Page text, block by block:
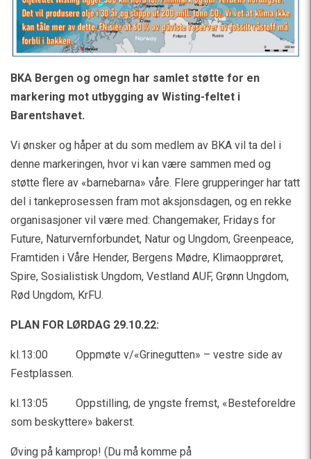
BKA Bergen og omegn har samlet støtte for en
markering mot utbygging av Wisting-feltet i
Barentshavet.
Vi ønsker og håper at du som medlem av BKA vil ta del i
denne markeringen, hvor vi kan være sammen med og
støtte flere av «barnebarna» våre. Flere grupperinger har tatt
del i tankeprosessen fram mot aksjonsdagen, og en rekke
organisasjoner vil være med: Changemaker, Fridays for
Future, Naturvernforbundet, Natur og Ungdom, Greenpeace,
Framtiden i Våre Hender, Bergens Mødre, Klimaopprøret,
Spire, Sosialistisk Ungdom, Vestland AUF, Grønn Ungdom,
Rød Ungdom, KrFU.
PLAN FOR LØRDAG 29.10.22:
kl.13:00 Oppmøte v/«Grinegutten» – vestre side av
Festplassen.
kl.13:05 Oppstilling, de yngste fremst, «Besteforeldre
som beskyttere» bakerst.
Øving på kamprop! (Du må komme på